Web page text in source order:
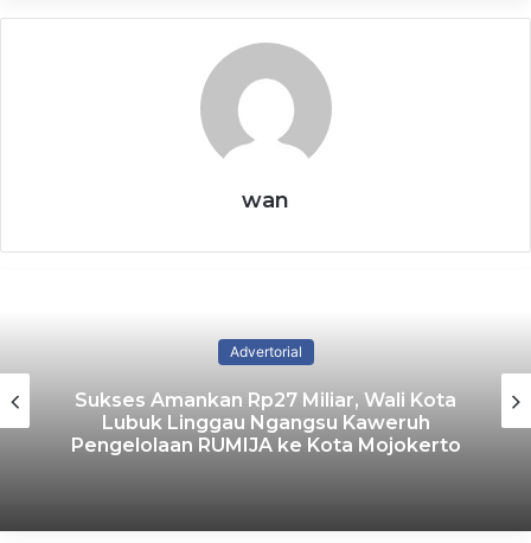
Perkuat Hak Korban HAM Berat,
Komnas HAM Usul Badan Khusus
7 August 2026
Dinkes Kota Madiun Gelar Skrining
​Korban diketahui baru saja menyelesaikan pendidikannya
di salah satu Sekolah Menengah Umum (SMU) Negeri 1
Sidoarjo dan merupakan lulusan tahun ajaran 2025/2026.
wan
Advertorial
Sukses Amankan Rp27 Miliar, Wali Kota
Lubuk Linggau Ngangsu Kaweruh
Pengelolaan RUMIJA ke Kota Mojokerto